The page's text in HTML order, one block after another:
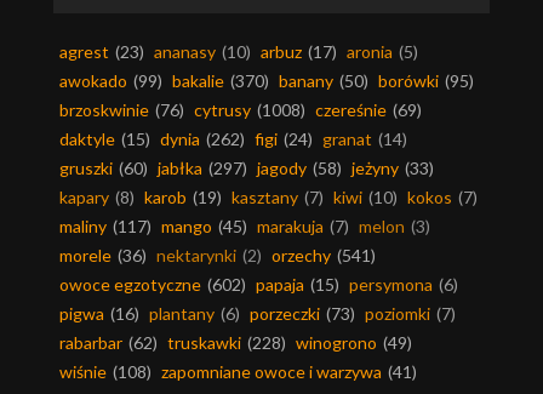
agrest (23) ananasy (10) arbuz (17) aronia (5)
awokado (99) bakalie (370) banany (50) borówki (95)
brzoskwinie (76) cytrusy (1008) czereśnie (69)
daktyle (15) dynia (262) figi (24) granat (14)
gruszki (60) jabłka (297) jagody (58) jeżyny (33)
kapary (8) karob (19) kasztany (7) kiwi (10) kokos (7)
maliny (117) mango (45) marakuja (7) melon (3)
morele (36) nektarynki (2) orzechy (541)
owoce egzotyczne (602) papaja (15) persymona (6)
pigwa (16) plantany (6) porzeczki (73) poziomki (7)
rabarbar (62) truskawki (228) winogrono (49)
wiśnie (108) zapomniane owoce i warzywa (41)